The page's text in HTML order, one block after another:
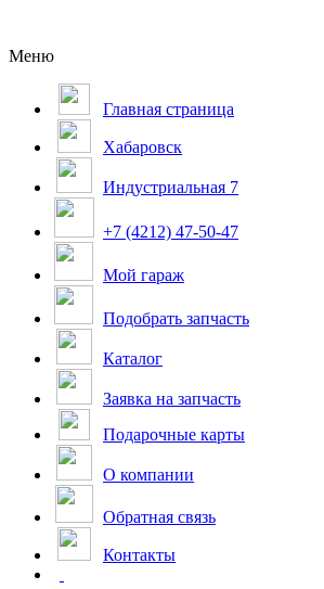
Меню
Главная страница
Хабаровск
Индустриальная 7
+7 (4212) 47-50-47
Мой гараж
Подобрать запчасть
Каталог
Заявка на запчасть
Подарочные карты
О компании
Обратная связь
Контакты